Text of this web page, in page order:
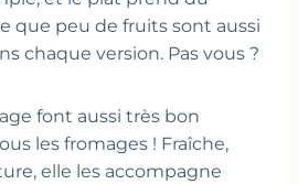
que peu de fruits sont aussi
chaque version. Pas vous ?
font aussi très bon
les fromages ! Fraîche,
elle les accompagne